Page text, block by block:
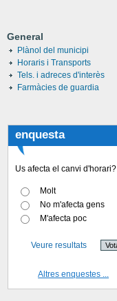
General
Plànol del municipi
Horaris i Transports
Tels. i adreces d'interès
Farmàcies de guardia
enquesta
Us afecta el canvi d'horari?
Molt
No m'afecta gens
M'afecta poc
Veure resultats
Altres enquestes ...